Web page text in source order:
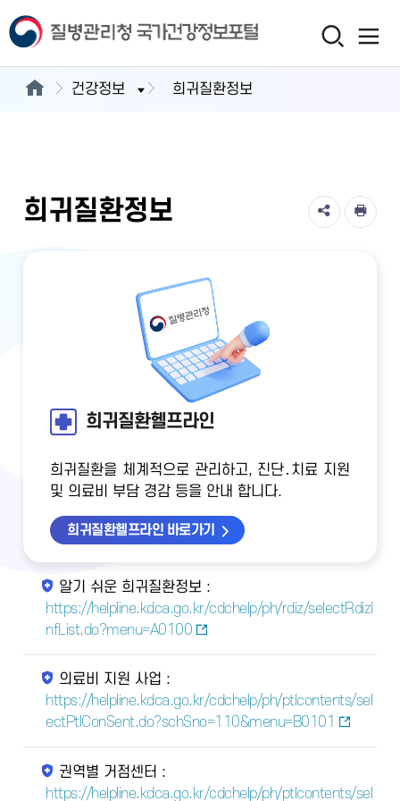
건강정보 희귀질환정보
희귀질환정보
희귀질환헬프라인
희귀질환을 체계적으로 관리하고, 진단․치료 지원
및 의료비 부담 경감 등을 안내 합니다.
희귀질환헬프라인 바로가기
알기 쉬운 희귀질환정보 :
https://helpline.kdca.go.kr/cdchelp/ph/rdiz/selectRdizI
nfList.do?menu=A0100
의료비 지원 사업 :
https://helpline.kdca.go.kr/cdchelp/ph/ptlcontents/sel
ectPtlConSent.do?schSno=110&menu=B0101
권역별 거점센터 :
https://helpline.kdca.go.kr/cdchelp/ph/ptlcontents/sel